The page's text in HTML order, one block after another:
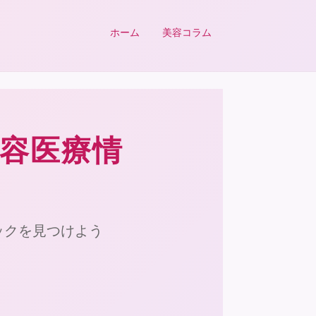
ホーム 美容コラム
医療情
を見つけよう